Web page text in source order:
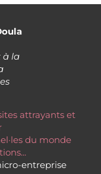
à la
attrayants et
du monde
entreprise